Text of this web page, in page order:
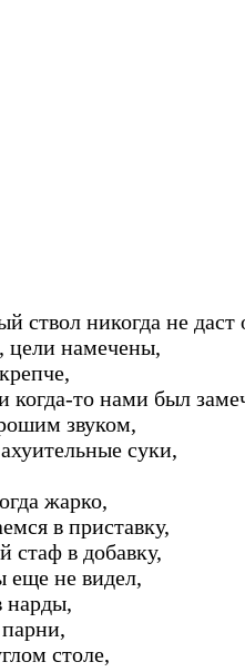
ствол никогда не даст
цели намечены,
когда-то нами был
звуком,
суки,
жарко,
в приставку,
в добавку,
еще не видел,
нарды,
столе,